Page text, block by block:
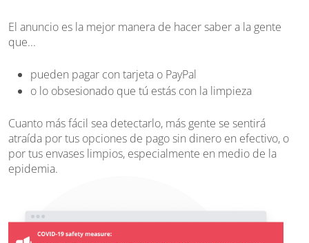
El anuncio es la mejor manera de hacer saber a la gente
que...
pueden pagar con tarjeta o PayPal
o lo obsesionado que tú estás con la limpieza
Cuanto más fácil sea detectarlo, más gente se sentirá
atraída por tus opciones de pago sin dinero en efectivo, o
por tus envases limpios, especialmente en medio de la
epidemia.